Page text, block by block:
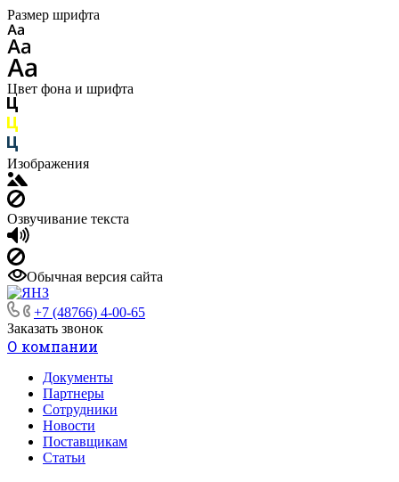
Размер шрифта
Цвет фона и шрифта
Изображения
Озвучивание текста
Обычная версия сайта
+7 (48766) 4-00-65
Заказать звонок
О компании
Документы
Партнеры
Сотрудники
Новости
Поставщикам
Статьи